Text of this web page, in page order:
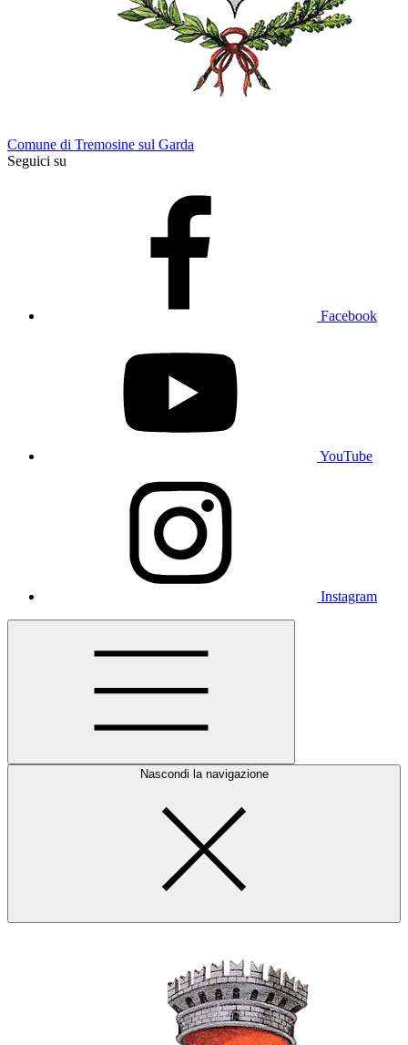
Comune di Tremosine sul Garda
Seguici su
Facebook
YouTube
Instagram
Nascondi la navigazione